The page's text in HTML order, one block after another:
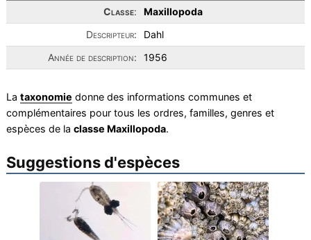
Classe:
Maxillopoda
Descripteur:
Dahl
Année de description:
1956
La taxonomie donne des informations communes et
complémentaires pour tous les ordres, familles, genres et
espèces de la classe Maxillopoda.
Suggestions d'espèces